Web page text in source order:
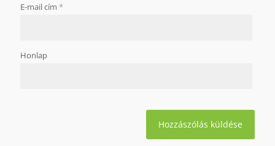
E-mail cím *
Honlap